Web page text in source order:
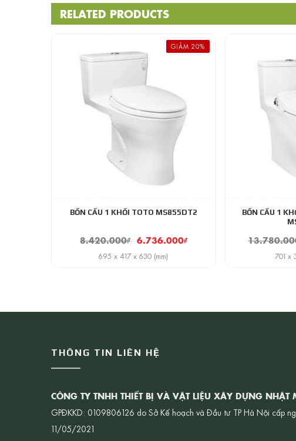
RELATED PRODUCTS
GIẢM 20%
BỒN CẦU 1 KHỐI TOTO MS855DT2
8.420.000₫ 6.736.000₫
695 x 417 x 630 (mm)
BỒN CẦU 1
701 x
THÔNG TIN LIÊN HỆ
CÔNG TY TNHH THIẾT BỊ VÀ VẬT LIỆU XÂY DỰNG NHẬT
GPĐKKD: 0109806126 do Sở Kế hoạch và Đầu tư TP Hà Nội cấp
11/05/2021